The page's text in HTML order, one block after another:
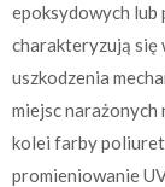
epoksydowych
charakteryzują się
uszkodzenia
miejsc narażonych
kolei farby
promieniowanie